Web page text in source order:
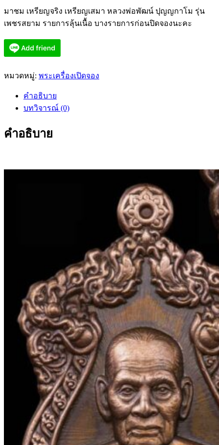
มาชม เหรียญจริง เหรียญเสมา หลวงพ่อพัฒน์ ปุญญกาโม รุ่น
เพชรสยาม รายการลุ้นเนื้อ บางรายการก่อนปิดจองนะคะ
หมวดหมู่: พระเครื่องเปิดจอง
คำอธิบาย
บทวิจารณ์ (0)
คำอธิบาย